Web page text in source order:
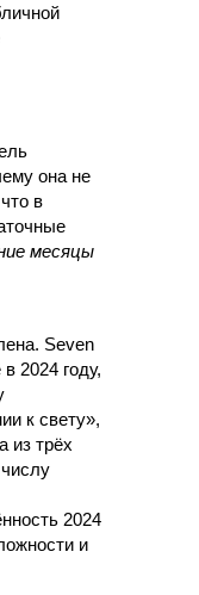
она не
в
месяцы
Seven
2024 году,
к свету»,
из трёх
2024
и